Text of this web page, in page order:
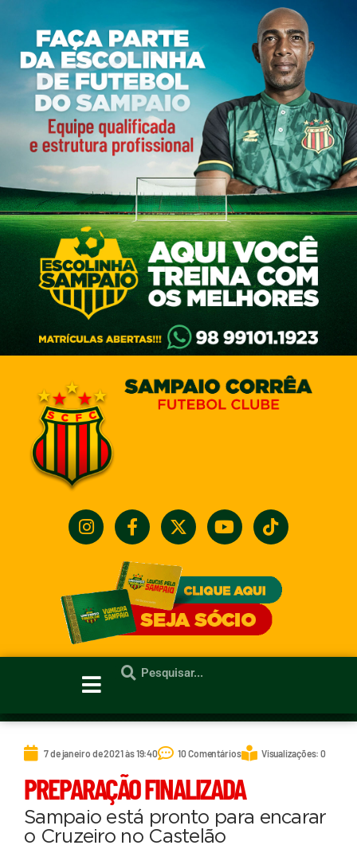
7 de janeiro de 2021 às 19:40 10 Comentários Visualizações: 0
PREPARAÇÃO FINALIZADA
Sampaio está pronto para encarar
o Cruzeiro no Castelão